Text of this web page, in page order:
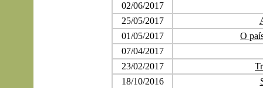
02/06/2017
25/05/2017
01/05/2017
O
07/04/2017
23/02/2017
18/10/2016